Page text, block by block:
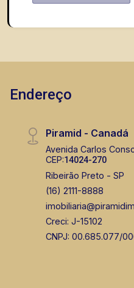
Endereço
Piramid - Canadá
Avenida Carlos
CEP:14024-270
Ribeirão Preto - SP
(16) 2111-8888
Creci: J-15102
CNPJ: 00.685.077/